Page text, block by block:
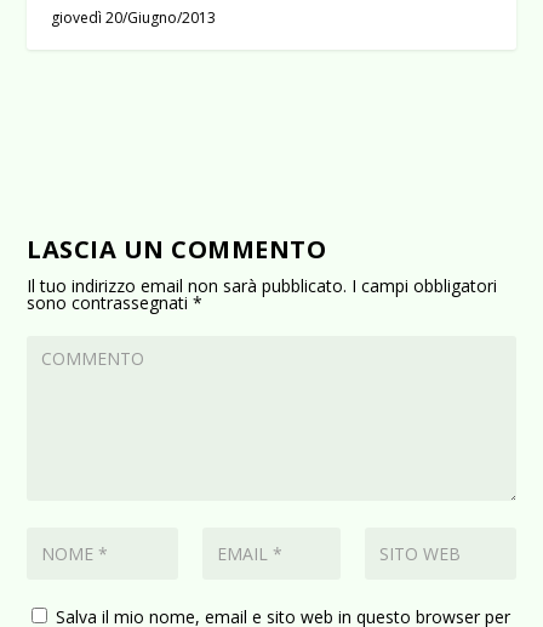
giovedì 20/Giugno/2013
LASCIA UN COMMENTO
Il tuo indirizzo email non sarà pubblicato. I campi obbligatori
sono contrassegnati*
Salva il mio nome, email e sito web in questo browser per